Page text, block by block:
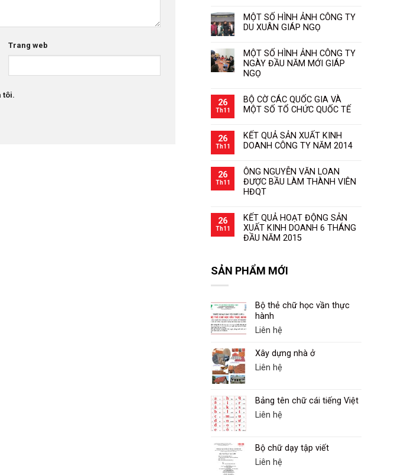
Trang web
tôi.
MỘT SỐ HÌNH ẢNH CÔNG TY
DU XUÂN GIÁP NGỌ
MỘT SỐ HÌNH ẢNH CÔNG TY
NGÀY ĐẦU NĂM MỚI GIÁP
NGỌ
26
Th11
BỘ CỜ CÁC QUỐC GIA VÀ
MỘT SỐ TỔ CHỨC QUỐC TẾ
26
Th11
KẾT QUẢ SẢN XUẤT KINH
DOANH CÔNG TY NĂM 2014
26
Th11
ÔNG NGUYỄN VĂN LOAN
ĐƯỢC BẦU LÀM THÀNH VIÊN
HĐQT
26
Th11
KẾT QUẢ HOẠT ĐỘNG SẢN
XUẤT KINH DOANH 6 THÁNG
ĐẦU NĂM 2015
SẢN PHẨM MỚI
Bộ thẻ chữ học vần thực
hành
Liên hệ
Xây dựng nhà ở
Liên hệ
Bảng tên chữ cái tiếng Việt
Liên hệ
Bộ chữ dạy tập viết
Liên hệ